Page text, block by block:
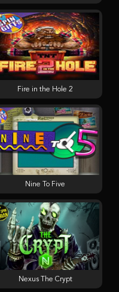
Nexus The Crypt
Fire in the Hole 2
Nine To Five